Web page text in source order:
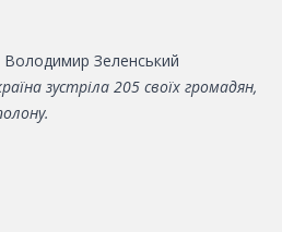
Зеленський
зустріла 205 своїх громадян,